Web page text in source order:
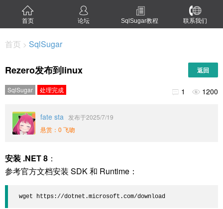
首页 论坛 SqlSugar教程 联系我们
首页 > SqlSugar
Rezero发布到linux 返回
SqlSugar 处理完成  1  1200
fate sta 发布于2025/7/19
悬赏：0 飞吻
安装 .NET 8 ：
参考官方文档安装 SDK 和 Runtime：
wget https://dotnet.microsoft.com/download